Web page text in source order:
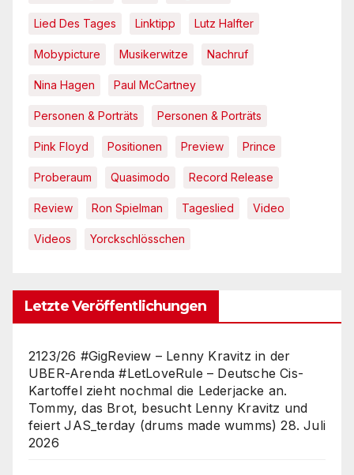
Lied Des Tages Linktipp Lutz Halfter
Mobypicture Musikerwitze Nachruf
Nina Hagen Paul McCartney
Personen & Porträts Personen & Porträts
Pink Floyd Positionen Preview Prince
Proberaum Quasimodo Record Release
Review Ron Spielman Tageslied Video
Videos Yorckschlösschen
Letzte Veröffentlichungen
2123/26 #GigReview – Lenny Kravitz in der
UBER-Arenda #LetLoveRule – Deutsche Cis-
Kartoffel zieht nochmal die Lederjacke an.
Tommy, das Brot, besucht Lenny Kravitz und
feiert JAS_terday (drums made wumms) 28. Juli
2026